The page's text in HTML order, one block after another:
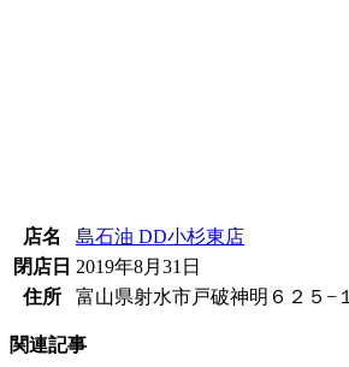
店名
島石油 DD小杉東店
閉店日 2019年8月31日
住所
富山県射水市戸破神明６２５−１
関連記事